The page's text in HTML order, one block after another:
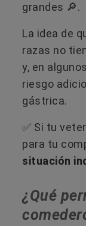
grandes 🔎.
La idea de
razas no
y, en
riesgo
gástrica.
​✅​​ Si tu
para tu
situación
¿Qué